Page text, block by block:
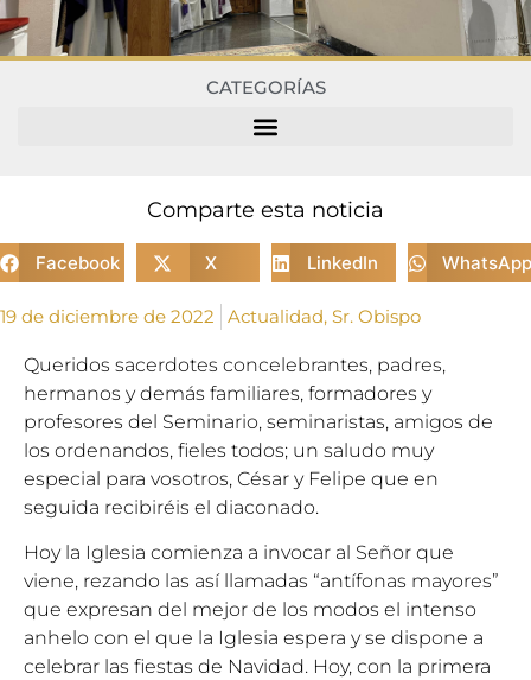
CATEGORÍAS
Comparte esta noticia
Facebook X LinkedIn WhatsApp
19 de diciembre de 2022 Actualidad, Sr. Obispo
Queridos sacerdotes concelebrantes, padres,
hermanos y demás familiares, formadores y
profesores del Seminario, seminaristas, amigos de
los ordenandos, fieles todos; un saludo muy
especial para vosotros, César y Felipe que en
seguida recibiréis el diaconado.
Hoy la Iglesia comienza a invocar al Señor que
viene, rezando las así llamadas “antífonas mayores”
que expresan del mejor de los modos el intenso
anhelo con el que la Iglesia espera y se dispone a
celebrar las fiestas de Navidad. Hoy, con la primera